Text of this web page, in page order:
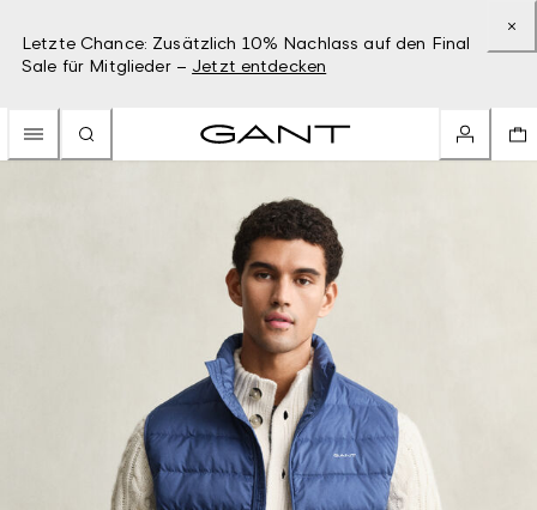
Letzte Chance: Zusätzlich 10% Nachlass auf den Final
Sale für Mitglieder – Jetzt entdecken